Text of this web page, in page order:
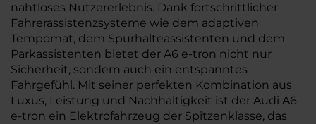
nahtloses Nutzererlebnis. Dank fortschrittlicher
Fahrerassistenzsysteme wie dem adaptiven
Tempomat, dem Spurhalteassistenten und dem
Parkassistenten bietet der A6 e-tron nicht nur
Sicherheit, sondern auch ein entspanntes
Fahrgefühl. Mit seiner perfekten Kombination aus
Luxus, Leistung und Nachhaltigkeit ist der Audi A6
e-tron ein Elektrofahrzeug der Spitzenklasse, das